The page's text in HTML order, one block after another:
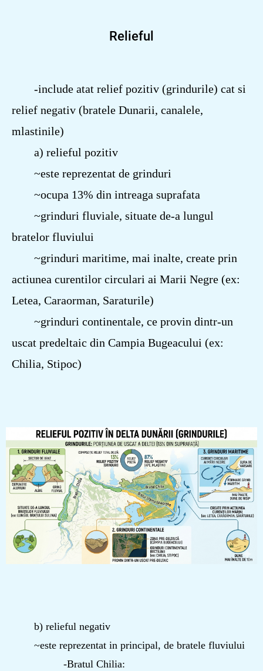
Relieful
-include atat relief pozitiv (grindurile) cat si
relief negativ (bratele Dunarii, canalele,
mlastinile)
a) relieful pozitiv
~este reprezentat de grinduri
~ocupa 13% din intreaga suprafata
~grinduri fluviale, situate de-a lungul
bratelor fluviului
~grinduri maritime, mai inalte, create prin
actiunea curentilor circulari ai Marii Negre (ex:
Letea, Caraorman, Saraturile)
~grinduri continentale, ce provin dintr-un
uscat predeltaic din Campia Bugeacului (ex:
Chilia, Stipoc)
b) relieful negativ
~este reprezentat in principal, de bratele fluviului
-Bratul Chilia: